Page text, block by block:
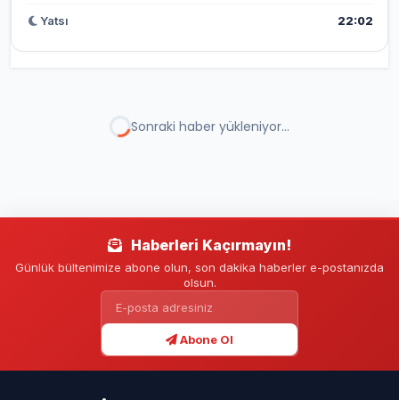
Yatsı 22:02
Sonraki haber yükleniyor...
Haberleri Kaçırmayın!
Günlük bültenimize abone olun, son dakika haberler e-postanızda
olsun.
Abone Ol